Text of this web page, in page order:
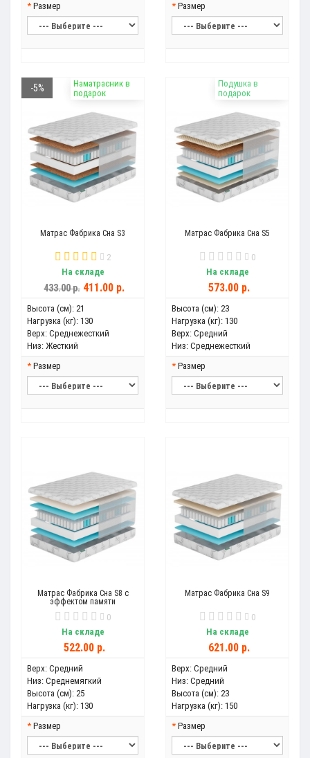
Размер
Размер
Наматрасник в
подарок
-5%
Матрас Фабрика Сна S3
2
На складе
433.00 р. 411.00 р.
Высота (см): 21
Нагрузка (кг): 130
Верх: Среднежесткий
Низ: Жесткий
Размер
Подушка в
подарок
Матрас Фабрика Сна S5
0
На складе
573.00 р.
Высота (см): 23
Нагрузка (кг): 130
Верх: Средний
Низ: Среднежесткий
Размер
Матрас Фабрика Сна S8 с
эффектом памяти
0
На складе
522.00 р.
Верх: Средний
Низ: Среднемягкий
Высота (см): 25
Нагрузка (кг): 130
Размер
Матрас Фабрика Сна S9
0
На складе
621.00 р.
Верх: Средний
Низ: Средний
Высота (см): 23
Нагрузка (кг): 150
Размер